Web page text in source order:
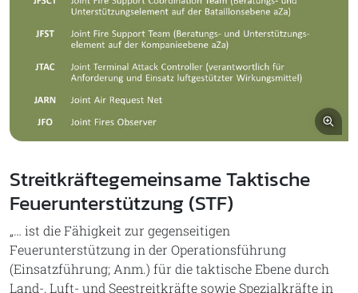
Streitkräftegemeinsame Taktische
Feuerunterstützung (STF)
„… ist die Fähigkeit zur gegenseitigen
Feuerunterstützung in der Operationsführung
(Einsatzführung; Anm.) für die taktische Ebene durch
Land-, Luft- und Seestreitkräfte sowie Spezialkräfte in